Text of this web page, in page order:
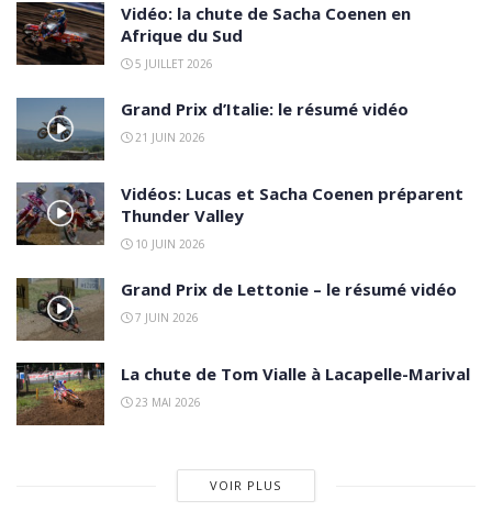
Vidéo: la chute de Sacha Coenen en
Afrique du Sud
5 JUILLET 2026
Grand Prix d’Italie: le résumé vidéo
21 JUIN 2026
Vidéos: Lucas et Sacha Coenen préparent
Thunder Valley
10 JUIN 2026
Grand Prix de Lettonie – le résumé vidéo
7 JUIN 2026
La chute de Tom Vialle à Lacapelle-Marival
23 MAI 2026
VOIR PLUS